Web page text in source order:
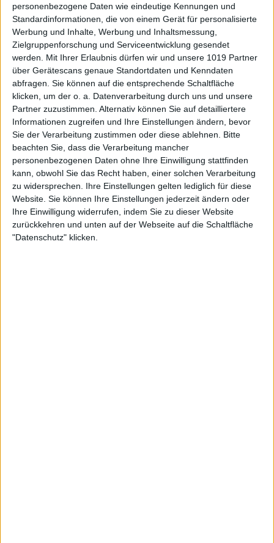
personenbezogene Daten wie eindeutige Kennungen und
Standardinformationen, die von einem Gerät für personalisierte
Werbung und Inhalte, Werbung und Inhaltsmessung,
Zielgruppenforschung und Serviceentwicklung gesendet
werden.
Mit Ihrer Erlaubnis dürfen wir und unsere 1019 Partner
über Gerätescans genaue Standortdaten und Kenndaten
abfragen. Sie können auf die entsprechende Schaltfläche
klicken, um der o. a. Datenverarbeitung durch uns und unsere
Partner zuzustimmen. Alternativ können Sie auf detailliertere
Informationen zugreifen und Ihre Einstellungen ändern, bevor
Sie der Verarbeitung zustimmen oder diese ablehnen.
Bitte
beachten Sie, dass die Verarbeitung mancher
personenbezogenen Daten ohne Ihre Einwilligung stattfinden
kann, obwohl Sie das Recht haben, einer solchen Verarbeitung
zu widersprechen. Ihre Einstellungen gelten lediglich für diese
Website. Sie können Ihre Einstellungen jederzeit ändern oder
Ihre Einwilligung widerrufen, indem Sie zu dieser Website
zurückkehren und unten auf der Webseite auf die Schaltfläche
"Datenschutz" klicken.